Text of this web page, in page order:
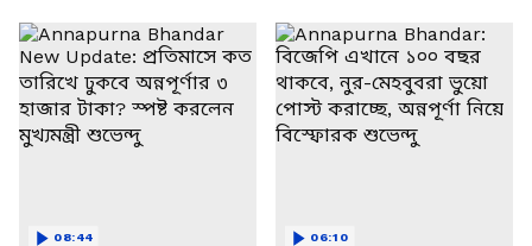
08:44 06:10